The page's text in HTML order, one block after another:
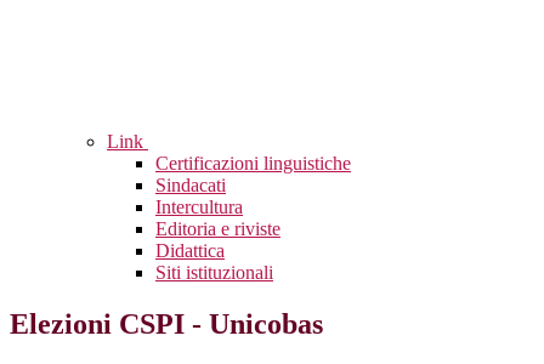
Link
Certificazioni linguistiche
Sindacati
Intercultura
Editoria e riviste
Didattica
Siti istituzionali
Elezioni CSPI - Unicobas